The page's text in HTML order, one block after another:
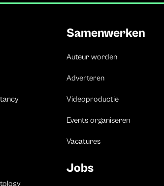
Samenwerken
Auteur worden
Adverteren
Videoproductie
Events organiseren
Vacatures
Jobs